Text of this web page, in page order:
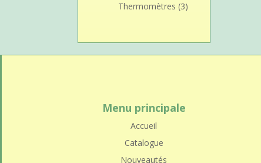
Thermomètres (3)
Menu principale
Accueil
Catalogue
Nouveautés